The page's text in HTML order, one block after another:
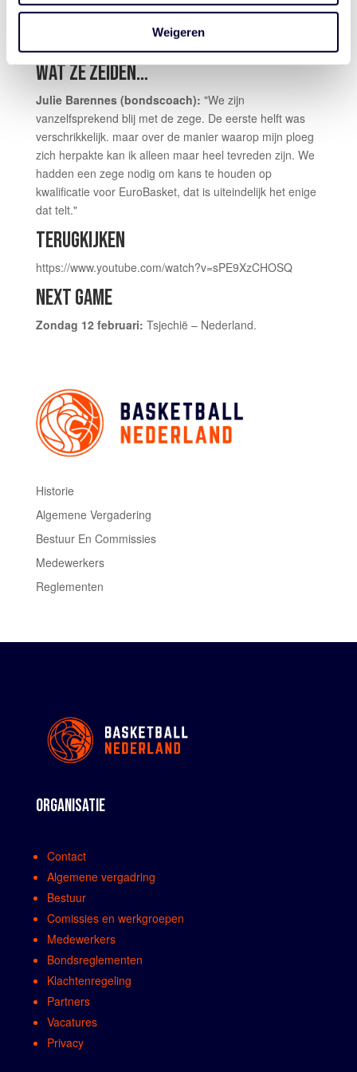
Weigeren
tweede helft 9 op 16 (56,3 procent). 18 keer balverlies
voor rust leidde tot 18 Iersen punten en daar kwamen
na rust nog 8 Nederlandse turnovers bij.
WAT ZE ZEIDEN…
Julie Barennes (bondscoach): "We zijn
vanzelfsprekend blij met de zege. De eerste helft was
verschrikkelijk. maar over de manier waarop mijn ploeg
zich herpakte kan ik alleen maar heel tevreden zijn. We
hadden een zege nodig om kans te houden op
kwalificatie voor EuroBasket, dat is uiteindelijk het enige
dat telt."
TERUGKIJKEN
https://www.youtube.com/watch?v=sPE9XzCHOSQ
NEXT GAME
Zondag 12 februari: Tsjechië – Nederland.
Historie
Algemene Vergadering
Bestuur En Commissies
Medewerkers
Reglementen
ORGANISATIE
Contact
Algemene vergadring
Bestuur
Comissies en werkgroepen
Medewerkers
Bondsreglementen
Klachtenregeling
Partners
Vacatures
Privacy